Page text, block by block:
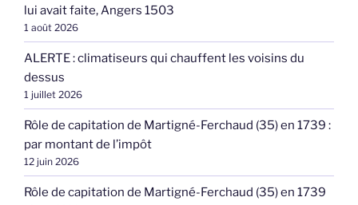
lui avait faite, Angers 1503
1 août 2026
ALERTE : climatiseurs qui chauffent les voisins du
dessus
1 juillet 2026
Rôle de capitation de Martigné-Ferchaud (35) en 1739 :
par montant de l’impôt
12 juin 2026
Rôle de capitation de Martigné-Ferchaud (35) en 1739